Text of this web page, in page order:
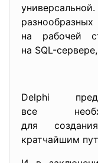
на рабочей
на SQL-сервере,
Delphi
все
для
кратчайшим